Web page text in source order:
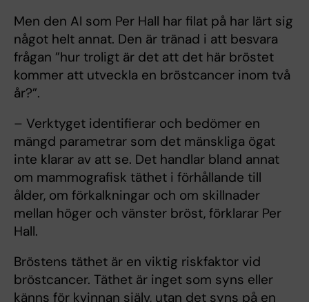
Men den AI som Per Hall har filat på har lärt sig
något helt annat. Den är tränad i att besvara
frågan ”hur troligt är det att det här bröstet
kommer att utveckla en bröstcancer inom två
år?”.
– Verktyget identifierar och bedömer en
mängd parametrar som det mänskliga ögat
inte klarar av att se. Det handlar bland annat
om mammografisk täthet i förhållande till
ålder, om förkalkningar och om skillnader
mellan höger och vänster bröst, förklarar Per
Hall.
Bröstens täthet är en viktig riskfaktor vid
bröstcancer. Täthet är inget som syns eller
känns för kvinnan själv, utan det syns på en